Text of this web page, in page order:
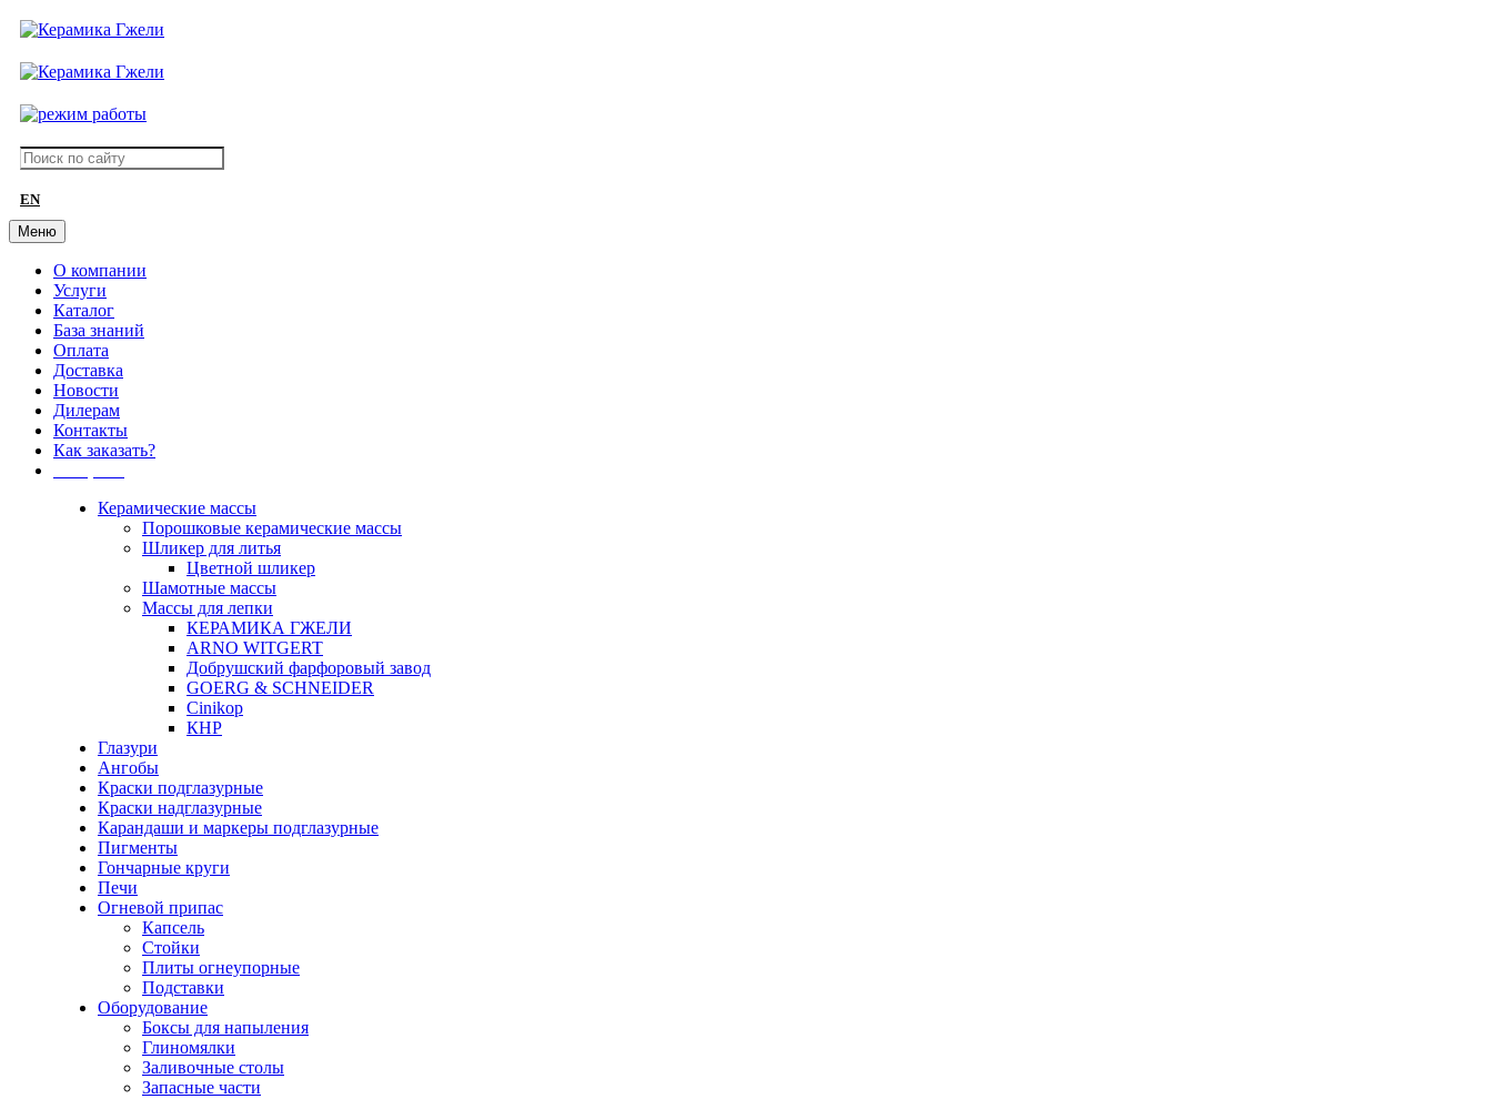
EN
Меню
О компании
Услуги
Каталог
База знаний
Оплата
Доставка
Новости
Дилерам
Контакты
Как заказать?
Керамические массы
Порошковые керамические массы
Шликер для литья
Цветной шликер
Шамотные массы
Массы для лепки
КЕРАМИКА ГЖЕЛИ
ARNO WITGERT
Добрушский фарфоровый завод
GOERG & SCHNEIDER
Cinikop
КНР
Глазури
Ангобы
Краски подглазурные
Краски надглазурные
Карандаши и маркеры подглазурные
Пигменты
Гончарные круги
Печи
Огневой припас
Капсель
Стойки
Плиты огнеупорные
Подставки
Оборудование
Боксы для напыления
Глиномялки
Заливочные столы
Запасные части